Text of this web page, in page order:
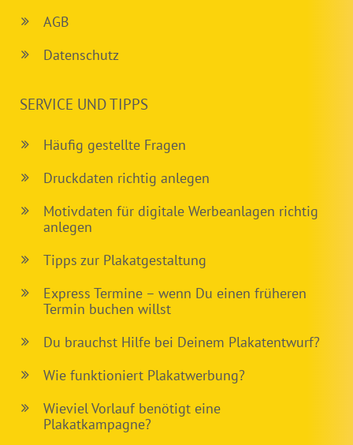
AGB
Datenschutz
SERVICE UND TIPPS
Häufig gestellte Fragen
Druckdaten richtig anlegen
Motivdaten für digitale Werbeanlagen richtig
anlegen
Tipps zur Plakatgestaltung
Express Termine – wenn Du einen früheren
Termin buchen willst
Du brauchst Hilfe bei Deinem Plakatentwurf?
Wie funktioniert Plakatwerbung?
Wieviel Vorlauf benötigt eine
Plakatkampagne?